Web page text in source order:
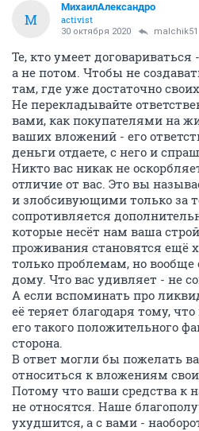
М
МихаилАлександро
activist
30 октября 2020 malchik51
Те, кто умеет договариваться
а не потом. Чтобы не
там, где уже достаточно
Не перекладывайте
вами, как покупателями на
ваших вложений - его
деньги отдаете, с него и
Никто вас никак не
отличие от вас. Это вы
и злобсивующими только за
сопротивляется
которые несёт нам ваша
проживания становятся ещё
только проблемам, но
дому. Что вас удивляет - не
А если вспоминать про
её теряет благодаря тому,
его такого положительного
сторона.
В ответ могли бы пожелать
относиться к вложениям
Потому что ваши средства
не относятся. Наше
ухудшится, а с вами -